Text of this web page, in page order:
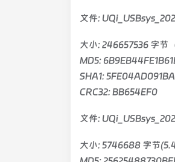
文件:
大小: 246657536 字节
MD5:
SHA1:
CRC32: BB654EF0
文件:
大小: 5746688 字节